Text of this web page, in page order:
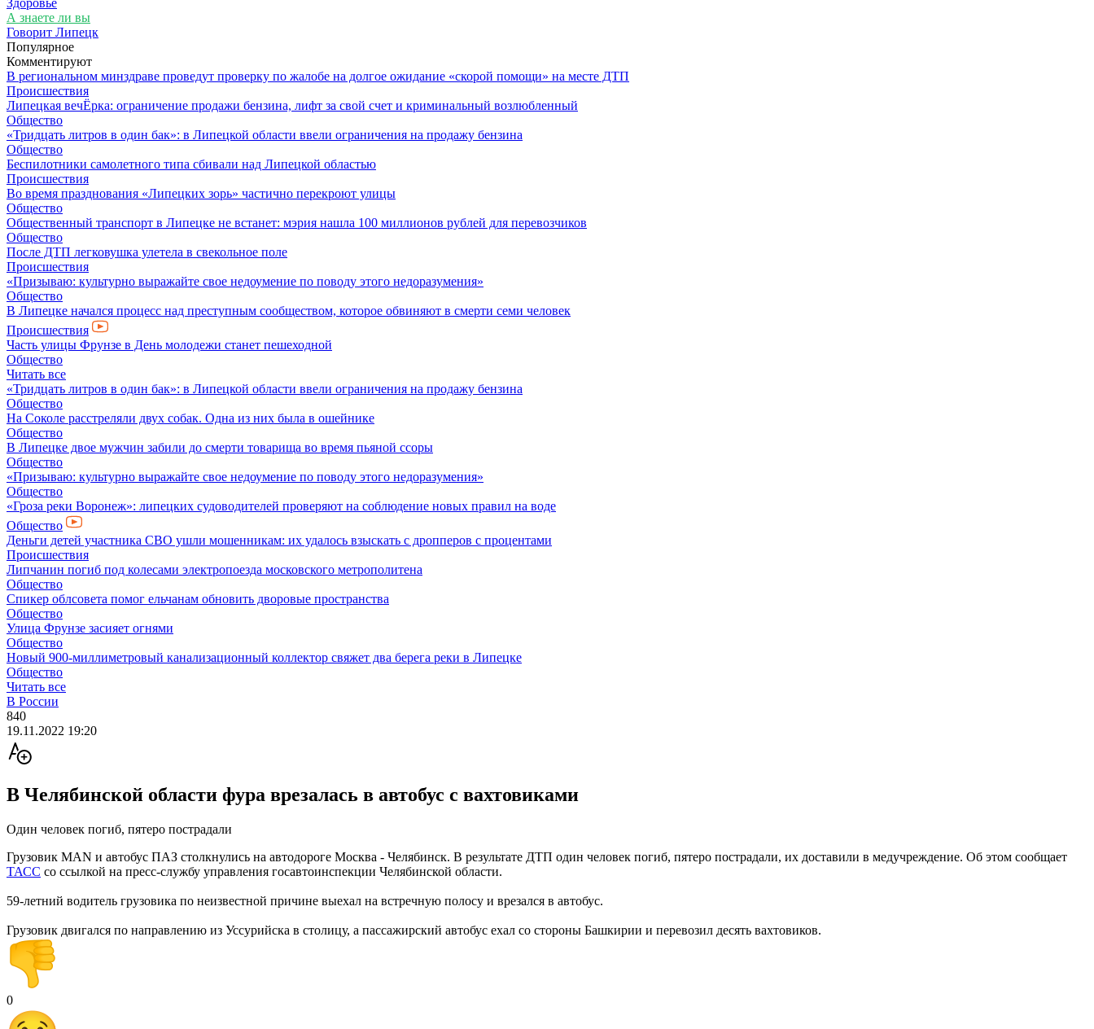
Здоровье
А знаете ли вы
Говорит Липецк
Популярное
Комментируют
В региональном минздраве проведут проверку по жалобе на долгое ожидание «скорой помощи» на месте ДТП
Происшествия
Липецкая вечЁрка: ограничение продажи бензина, лифт за свой счет и криминальный возлюбленный
Общество
«Тридцать литров в один бак»: в Липецкой области ввели ограничения на продажу бензина
Общество
Беспилотники самолетного типа сбивали над Липецкой областью
Происшествия
Во время празднования «Липецких зорь» частично перекроют улицы
Общество
Общественный транспорт в Липецке не встанет: мэрия нашла 100 миллионов рублей для перевозчиков
Общество
После ДТП легковушка улетела в свекольное поле
Происшествия
«Призываю: культурно выражайте свое недоумение по поводу этого недоразумения»
Общество
В Липецке начался процесс над преступным сообществом, которое обвиняют в смерти семи человек
Происшествия
Часть улицы Фрунзе в День молодежи станет пешеходной
Общество
Читать все
«Тридцать литров в один бак»: в Липецкой области ввели ограничения на продажу бензина
Общество
На Соколе расстреляли двух собак. Одна из них была в ошейнике
Общество
В Липецке двое мужчин забили до смерти товарища во время пьяной ссоры
Общество
«Призываю: культурно выражайте свое недоумение по поводу этого недоразумения»
Общество
«Гроза реки Воронеж»: липецких судоводителей проверяют на соблюдение новых правил на воде
Общество
Деньги детей участника СВО ушли мошенникам: их удалось взыскать с дропперов с процентами
Происшествия
Липчанин погиб под колесами электропоезда московского метрополитена
Общество
Спикер облсовета помог ельчанам обновить дворовые пространства
Общество
Улица Фрунзе засияет огнями
Общество
Новый 900-миллиметровый канализационный коллектор свяжет два берега реки в Липецке
Общество
Читать все
В России
840
19.11.2022 19:20
В Челябинской области фура врезалась в автобус с вахтовиками
Один человек погиб, пятеро пострадали
Грузовик MAN и автобус ПАЗ столкнулись на автодороге Москва - Челябинск. В результате ДТП один человек погиб, пятеро пострадали, их доставили в медучреждение. Об этом сообщает
ТАСС со ссылкой на пресс-службу управления госавтоинспекции Челябинской области.
59-летний водитель грузовика по неизвестной причине выехал на встречную полосу и врезался в автобус.
Грузовик двигался по направлению из Уссурийска в столицу, а пассажирский автобус ехал со стороны Башкирии и перевозил десять вахтовиков.
0